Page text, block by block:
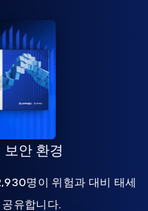
안 환경
명이 위험과 대비 태세
유합니다.